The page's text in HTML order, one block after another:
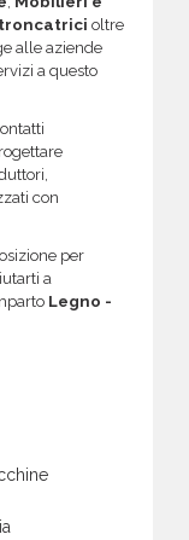
oltre
alle aziende
a questo
con
per
a
Legno -